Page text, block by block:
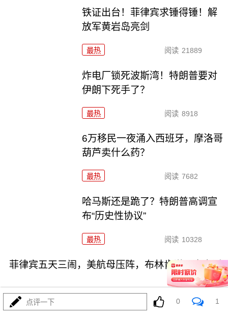
铁证出台！菲律宾求锤得锤！解
放军黄岩岛亮剑
最热 阅读 21889
炸电厂锁死波斯湾！特朗普要对
伊朗下死手了？
最热 阅读 8918
6万移民一夜涌入西班牙，摩洛哥
葫芦卖什么药？
最热 阅读 7682
哈马斯还是跪了？特朗普高调宣
布“历史性协议”
最热 阅读 10328
菲律宾五天三闹，美航母压阵，布林肯说了大实话
点评一下 0 1